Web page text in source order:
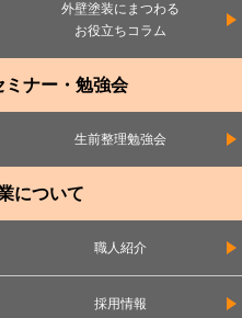
外壁塗装にまつわる
お役立ちコラム
ミナー・勉強会
生前整理勉強会
について
職人紹介
採用情報